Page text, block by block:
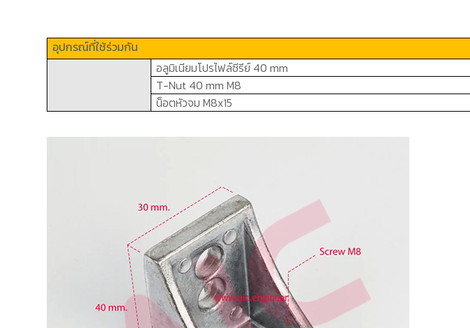
อุปกรณ์ที่ใช้ร่วมกัน
อลูมิเนียมโปรไฟล์ซีรีย์40 mm
T-Nut 40 mm M8
น็อตหัวจมM8x15